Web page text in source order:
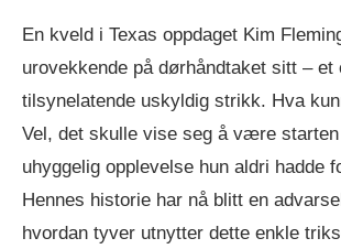
En kveld i Texas oppdaget Kim
urovekkende på dørhåndtaket sitt – et
tilsynelatende uskyldig strikk. Hva
Vel, det skulle vise seg å være starten
uhyggelig opplevelse hun aldri hadde
Hennes historie har nå blitt en
hvordan tyver utnytter dette enkle